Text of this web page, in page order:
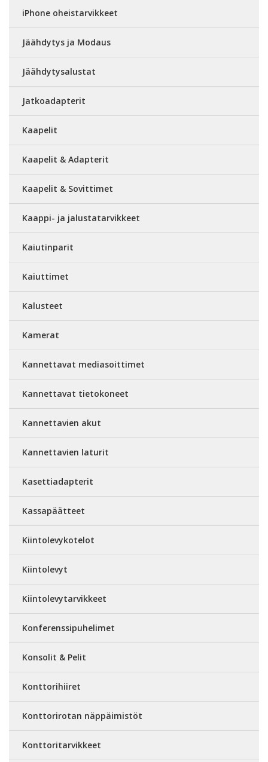
iPhone oheistarvikkeet
Jäähdytys ja Modaus
Jäähdytysalustat
Jatkoadapterit
Kaapelit
Kaapelit & Adapterit
Kaapelit & Sovittimet
Kaappi- ja jalustatarvikkeet
Kaiutinparit
Kaiuttimet
Kalusteet
Kamerat
Kannettavat mediasoittimet
Kannettavat tietokoneet
Kannettavien akut
Kannettavien laturit
Kasettiadapterit
Kassapäätteet
Kiintolevykotelot
Kiintolevyt
Kiintolevytarvikkeet
Konferenssipuhelimet
Konsolit & Pelit
Konttorihiiret
Konttorirotan näppäimistöt
Konttoritarvikkeet